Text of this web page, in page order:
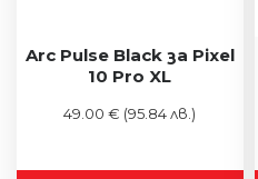
Arc Pulse Black за Pixel
10 Pro XL
49.00 € (95.84 лв.)